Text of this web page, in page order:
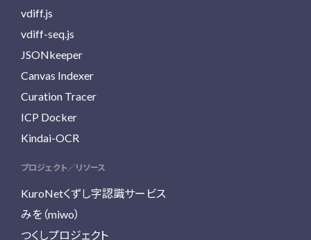
vdiff.js
vdiff-seq.js
JSONkeeper
Canvas Indexer
Curation Tracer
ICP Docker
Kindai-OCR
プロジェクト／リソース
KuroNetくずし字認識サービス
みを（miwo）
つくしプロジェクト